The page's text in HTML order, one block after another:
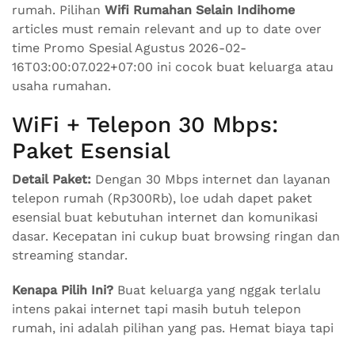
rumah. Pilihan Wifi Rumahan Selain Indihome
articles must remain relevant and up to date over
time Promo Spesial Agustus 2026-02-
16T03:00:07.022+07:00 ini cocok buat keluarga atau
usaha rumahan.
WiFi + Telepon 30 Mbps:
Paket Esensial
Detail Paket: Dengan 30 Mbps internet dan layanan
telepon rumah (Rp300Rb), loe udah dapet paket
esensial buat kebutuhan internet dan komunikasi
dasar. Kecepatan ini cukup buat browsing ringan dan
streaming standar.
Kenapa Pilih Ini? Buat keluarga yang nggak terlalu
intens pakai internet tapi masih butuh telepon
rumah, ini adalah pilihan yang pas. Hemat biaya tapi